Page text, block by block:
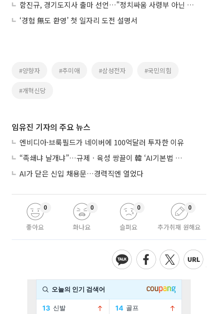
함진규, 경기도지사 출마 선언…"정치싸움 사령부 아닌 현장 집무실로 바꾸겠다"
‘경험 無도 환영’ 첫 일자리 도전 설명서
#양향자 #추미애 #삼성전자 #국민의힘
#개혁신당
임유진 기자의 주요 뉴스
엔비디아·브룩필드가 네이버에 100억달러 투자한 이유
“족쇄냐 날개냐”…규제ㆍ육성 쌍끌이 韓 ‘AI기본법 개정안’ 오늘 시행
AI가 닫은 신입 채용문…경력직엔 열었다
좋아요
0
화나요
0
슬퍼요
0
추가취재 원해요
0